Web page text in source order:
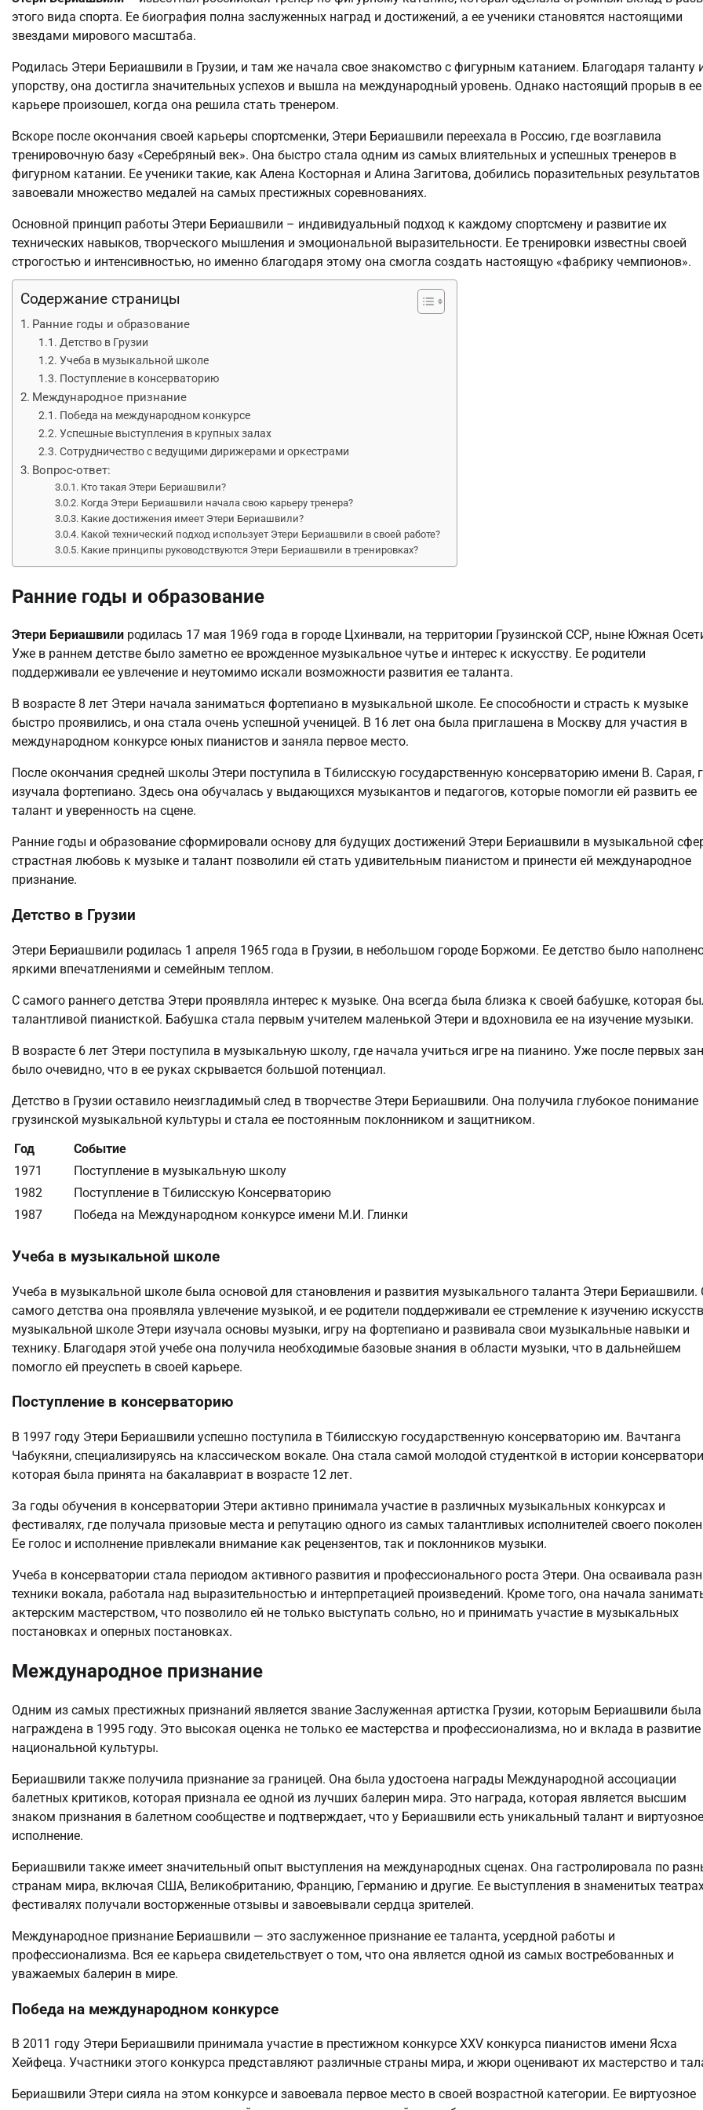
этого вида спорта. Ее биография полна заслуженных наград и достижений, а ее ученики становятся настоящими
звездами мирового масштаба.
Родилась Этери Бериашвили в Грузии, и там же начала свое знакомство с фигурным катанием. Благодаря таланту
упорству, она достигла значительных успехов и вышла на международный уровень. Однако настоящий прорыв в ее
карьере произошел, когда она решила стать тренером.
Вскоре после окончания своей карьеры спортсменки, Этери Бериашвили переехала в Россию, где возглавила
тренировочную базу «Серебряный век». Она быстро стала одним из самых влиятельных и успешных тренеров в
фигурном катании. Ее ученики такие, как Алена Косторная и Алина Загитова, добились поразительных результатов
завоевали множество медалей на самых престижных соревнованиях.
Основной принцип работы Этери Бериашвили – индивидуальный подход к каждому спортсмену и развитие их
технических навыков, творческого мышления и эмоциональной выразительности. Ее тренировки известны своей
строгостью и интенсивностью, но именно благодаря этому она смогла создать настоящую «фабрику чемпионов».
Содержание страницы
Ранние годы и образование
Детство в Грузии
Учеба в музыкальной школе
Поступление в консерваторию
Международное признание
Победа на международном конкурсе
Успешные выступления в крупных залах
Сотрудничество с ведущими дирижерами и оркестрами
Вопрос-ответ:
Кто такая Этери Бериашвили?
Когда Этери Бериашвили начала свою карьеру тренера?
Какие достижения имеет Этери Бериашвили?
Какой технический подход использует Этери Бериашвили в своей работе?
Какие принципы руководствуются Этери Бериашвили в тренировках?
Ранние годы и образование
Этери Бериашвили родилась 17 мая 1969 года в городе Цхинвали, на территории Грузинской ССР, ныне Южная
Уже в раннем детстве было заметно ее врожденное музыкальное чутье и интерес к искусству. Ее родители
поддерживали ее увлечение и неутомимо искали возможности развития ее таланта.
В возрасте 8 лет Этери начала заниматься фортепиано в музыкальной школе. Ее способности и страсть к музыке
быстро проявились, и она стала очень успешной ученицей. В 16 лет она была приглашена в Москву для участия в
международном конкурсе юных пианистов и заняла первое место.
После окончания средней школы Этери поступила в Тбилисскую государственную консерваторию имени В. Сарая,
изучала фортепиано. Здесь она обучалась у выдающихся музыкантов и педагогов, которые помогли ей развить ее
талант и уверенность на сцене.
Ранние годы и образование сформировали основу для будущих достижений Этери Бериашвили в музыкальной
страстная любовь к музыке и талант позволили ей стать удивительным пианистом и принести ей международное
признание.
Детство в Грузии
Этери Бериашвили родилась 1 апреля 1965 года в Грузии, в небольшом городе Боржоми. Ее детство было
яркими впечатлениями и семейным теплом.
С самого раннего детства Этери проявляла интерес к музыке. Она всегда была близка к своей бабушке, которая
талантливой пианисткой. Бабушка стала первым учителем маленькой Этери и вдохновила ее на изучение музыки.
В возрасте 6 лет Этери поступила в музыкальную школу, где начала учиться игре на пианино. Уже после первых
было очевидно, что в ее руках скрывается большой потенциал.
Детство в Грузии оставило неизгладимый след в творчестве Этери Бериашвили. Она получила глубокое понимание
грузинской музыкальной культуры и стала ее постоянным поклонником и защитником.
Год
Событие
1971
Поступление в музыкальную школу
1982
Поступление в Тбилисскую Консерваторию
1987
Победа на Международном конкурсе имени М.И. Глинки
Учеба в музыкальной школе
Учеба в музыкальной школе была основой для становления и развития музыкального таланта Этери Бериашвили.
самого детства она проявляла увлечение музыкой, и ее родители поддерживали ее стремление к изучению
музыкальной школе Этери изучала основы музыки, игру на фортепиано и развивала свои музыкальные навыки и
технику. Благодаря этой учебе она получила необходимые базовые знания в области музыки, что в дальнейшем
помогло ей преуспеть в своей карьере.
Поступление в консерваторию
В 1997 году Этери Бериашвили успешно поступила в Тбилисскую государственную консерваторию им. Вачтанга
Чабукяни, специализируясь на классическом вокале. Она стала самой молодой студенткой в истории
которая была принята на бакалавриат в возрасте 12 лет.
За годы обучения в консерватории Этери активно принимала участие в различных музыкальных конкурсах и
фестивалях, где получала призовые места и репутацию одного из самых талантливых исполнителей своего
Ее голос и исполнение привлекали внимание как рецензентов, так и поклонников музыки.
Учеба в консерватории стала периодом активного развития и профессионального роста Этери. Она осваивала
техники вокала, работала над выразительностью и интерпретацией произведений. Кроме того, она начала
актерским мастерством, что позволило ей не только выступать сольно, но и принимать участие в музыкальных
постановках и оперных постановках.
Международное признание
Одним из самых престижных признаний является звание Заслуженная артистка Грузии, которым Бериашвили была
награждена в 1995 году. Это высокая оценка не только ее мастерства и профессионализма, но и вклада в развитие
национальной культуры.
Бериашвили также получила признание за границей. Она была удостоена награды Международной ассоциации
балетных критиков, которая признала ее одной из лучших балерин мира. Это награда, которая является высшим
знаком признания в балетном сообществе и подтверждает, что у Бериашвили есть уникальный талант и виртуозное
исполнение.
Бериашвили также имеет значительный опыт выступления на международных сценах. Она гастролировала по
странам мира, включая США, Великобританию, Францию, Германию и другие. Ее выступления в знаменитых
фестивалях получали восторженные отзывы и завоевывали сердца зрителей.
Международное признание Бериашвили — это заслуженное признание ее таланта, усердной работы и
профессионализма. Вся ее карьера свидетельствует о том, что она является одной из самых востребованных и
уважаемых балерин в мире.
Победа на международном конкурсе
В 2011 году Этери Бериашвили принимала участие в престижном конкурсе XXV конкурса пианистов имени Ясха
Хейфеца. Участники этого конкурса представляют различные страны мира, и жюри оценивают их мастерство и
Бериашвили Этери сияла на этом конкурсе и завоевала первое место в своей возрастной категории. Ее виртуозное